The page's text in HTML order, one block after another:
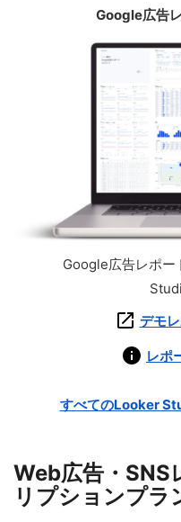
Google広告
Google広告レポ
デモ
レポ
すべてのLooker
Web広告・SNS
リプションプラ